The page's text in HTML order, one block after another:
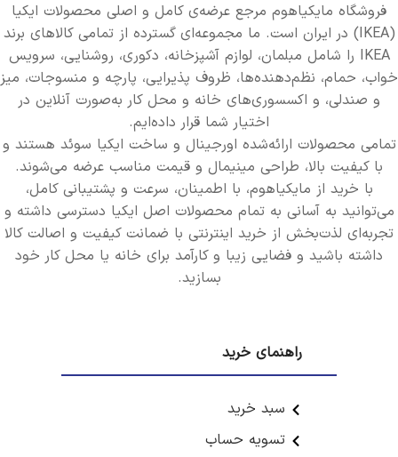
فروشگاه مایکیاهوم مرجع عرضه‌ی کامل و اصلی محصولات ایکیا
(IKEA) در ایران است. ما مجموعه‌ای گسترده از تمامی کالاهای برند
IKEA را شامل مبلمان، لوازم آشپزخانه، دکوری، روشنایی، سرویس
خواب، حمام، نظم‌دهنده‌ها، ظروف پذیرایی، پارچه و منسوجات، میز
و صندلی، و اکسسوری‌های خانه و محل کار به‌صورت آنلاین در
اختیار شما قرار داده‌ایم.
تمامی محصولات ارائه‌شده اورجینال و ساخت ایکیا سوئد هستند و
با کیفیت بالا، طراحی مینیمال و قیمت مناسب عرضه می‌شوند.
با خرید از مایکیاهوم، با اطمینان، سرعت و پشتیبانی کامل،
می‌توانید به آسانی به تمام محصولات اصل ایکیا دسترسی داشته و
تجربه‌ای لذت‌بخش از خرید اینترنتی با ضمانت کیفیت و اصالت کالا
داشته باشید و فضایی زیبا و کارآمد برای خانه یا محل کار خود
بسازید.
راهنمای خرید
سبد خرید
تسویه حساب